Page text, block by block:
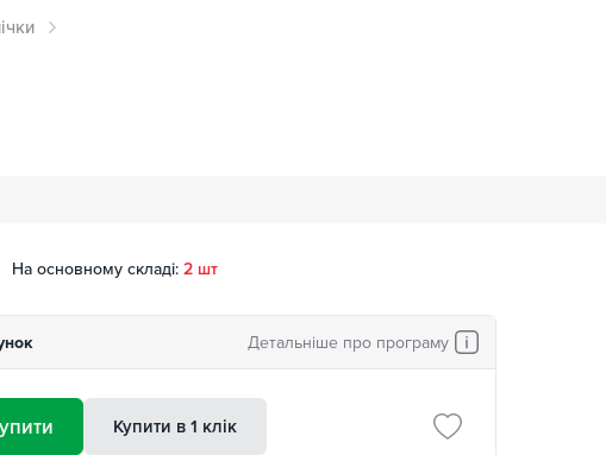
На основному складі: 2 шт
Детальніше про програму
Купити в 1 клік